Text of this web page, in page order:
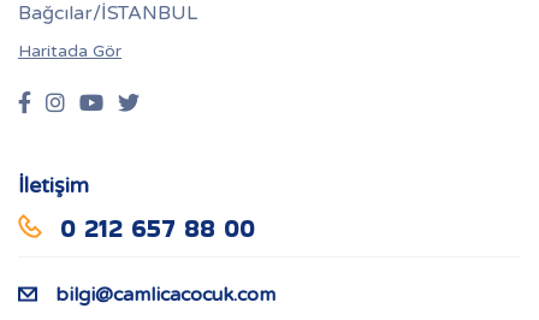
Bağcılar/İSTANBUL
Haritada Gör
İletişim
0 212 657 88 00
bilgi@camlicacocuk.com